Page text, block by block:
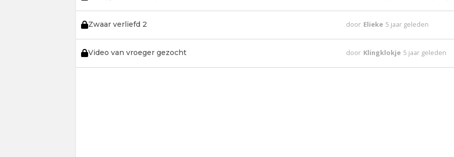
Zwaar verliefd 2 door Elieke 5 jaar geleden
Video van vroeger gezocht door Klingklokje 5 jaar geleden